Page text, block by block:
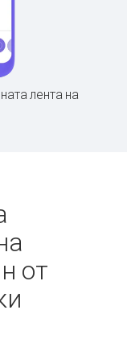
лента на
от